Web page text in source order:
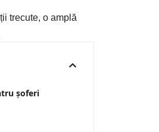
trecute, o amplă
șoferi